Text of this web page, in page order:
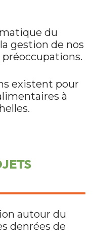
du
gestion de nos
existent pour
à
autour du
denrées de